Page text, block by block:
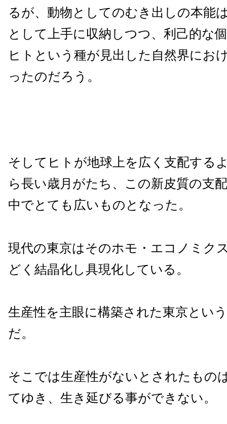
るが、動物としてのむき出しの本能
として上手に収納しつつ、利己的な
ヒトという種が見出した自然界にお
ったのだろう。
そしてヒトが地球上を広く支配する
ら長い歳月がたち、この新皮質の支
中でとても広いものとなった。
現代の東京はそのホモ・エコノミク
どく結晶化し具現化している。
生産性を主眼に構築された東京とい
だ。
そこでは生産性がないとされたもの
てゆき、生き延びる事ができない。